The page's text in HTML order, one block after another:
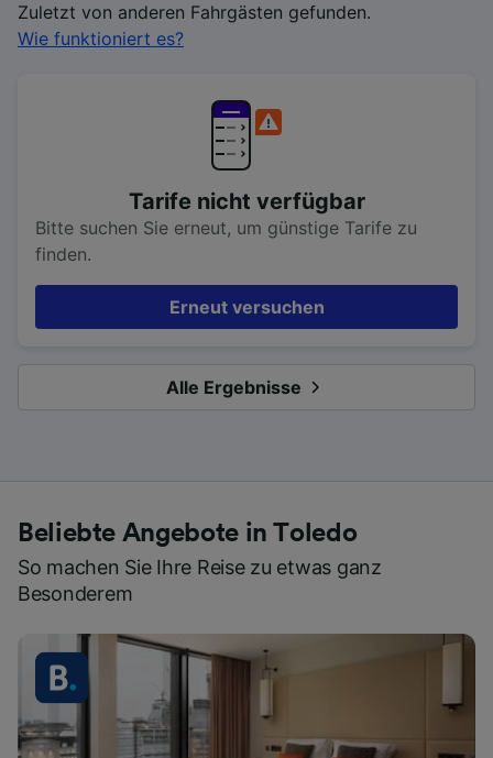
Zuletzt von anderen Fahrgästen gefunden.
Wie funktioniert es?
Tarife nicht verfügbar
Bitte suchen Sie erneut, um günstige Tarife zu
finden.
Erneut versuchen
Alle Ergebnisse
Beliebte Angebote in Toledo
So machen Sie Ihre Reise zu etwas ganz
Besonderem